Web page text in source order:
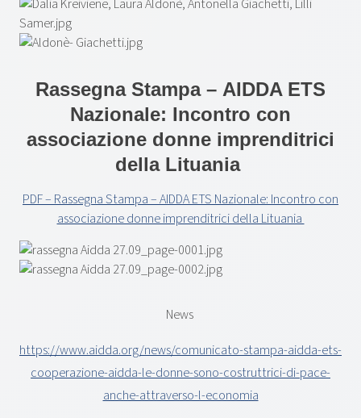
Rassegna Stampa – AIDDA ETS
Nazionale: Incontro con
associazione donne imprenditrici
della Lituania
PDF – Rassegna Stampa – AIDDA ETS Nazionale: Incontro con
associazione donne imprenditrici della Lituania
News
https://www.aidda.org/news/comunicato-stampa-aidda-ets-
cooperazione-aidda-le-donne-sono-costruttrici-di-pace-
anche-attraverso-l-economia